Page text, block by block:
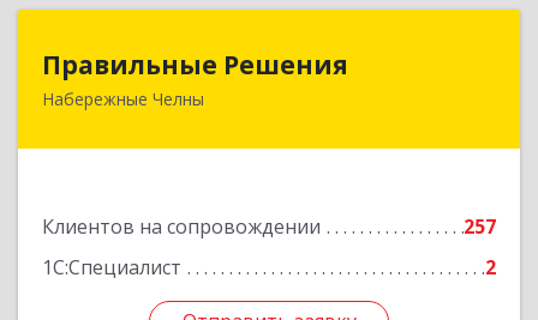
Правильные Решения
Набережные Челны
Клиентов на сопровождении
257
1С:Специалист
2
423832, Татарстан Респ, Набережные Челны г,